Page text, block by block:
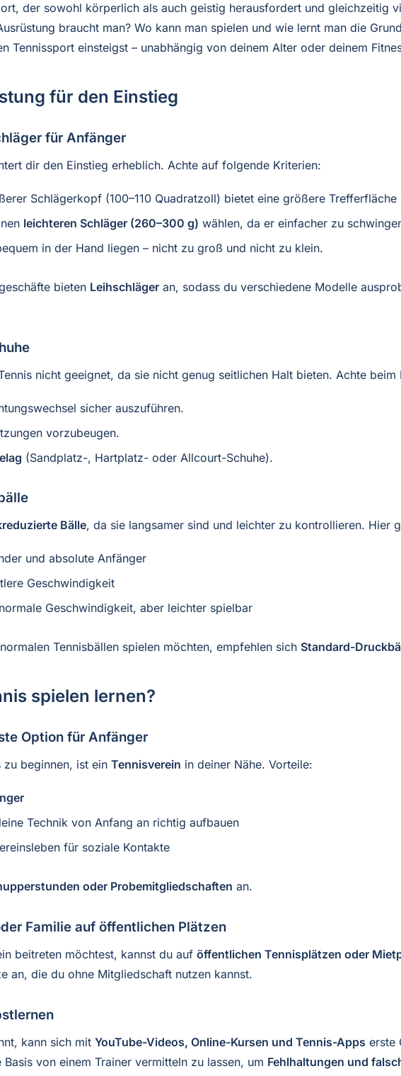
der sowohl körperlich als auch geistig herausfordert und gleichzeitig
braucht man? Wo kann man spielen und wie lernt man die
Tennissport einsteigst – unabhängig von deinem Alter oder deinem
für den Einstieg
für Anfänger
dir den Einstieg erheblich. Achte auf folgende Kriterien:
Schlägerkopf (100–110 Quadratzoll) bietet eine größere Trefferfläche
leichteren Schläger (260–300 g) wählen, da er einfacher zu
in der Hand liegen – nicht zu groß und nicht zu klein.
bieten Leihschläger an, sodass du verschiedene Modelle
nicht geeignet, da sie nicht genug seitlichen Halt bieten. Achte beim
sicher auszuführen.
vorzubeugen.
(Sandplatz-, Hartplatz- oder Allcourt-Schuhe).
Bälle, da sie langsamer sind und leichter zu kontrollieren. Hier
und absolute Anfänger
Geschwindigkeit
Geschwindigkeit, aber leichter spielbar
Tennisbällen spielen möchten, empfehlen sich Standard-
spielen lernen?
Option für Anfänger
zu beginnen, ist ein Tennisverein in deiner Nähe. Vorteile:
Technik von Anfang an richtig aufbauen
für soziale Kontakte
oder Probemitgliedschaften an.
Familie auf öffentlichen Plätzen
beitreten möchtest, kannst du auf öffentlichen Tennisplätzen oder
an, die du ohne Mitgliedschaft nutzen kannst.
kann sich mit YouTube-Videos, Online-Kursen und Tennis-Apps erste
von einem Trainer vermitteln zu lassen, um Fehlhaltungen und